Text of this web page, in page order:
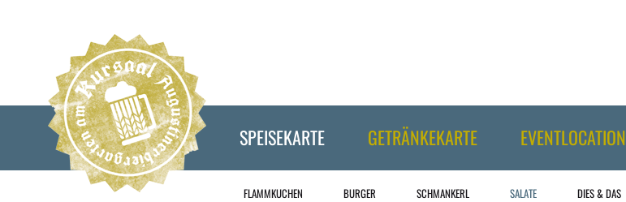
SPEISEKARTE GETRÄNKEKARTE EVENTLOCATION
FLAMMKUCHEN BURGER SCHMANKERL SALATE DIES & DAS